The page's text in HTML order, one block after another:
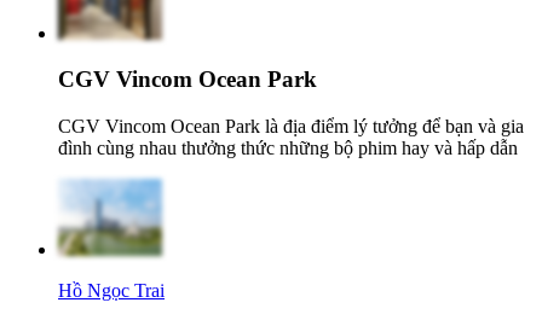
CGV Vincom Ocean Park
CGV Vincom Ocean Park là địa điểm lý tưởng để bạn và gia
đình cùng nhau thưởng thức những bộ phim hay và hấp dẫn
Hồ Ngọc Trai